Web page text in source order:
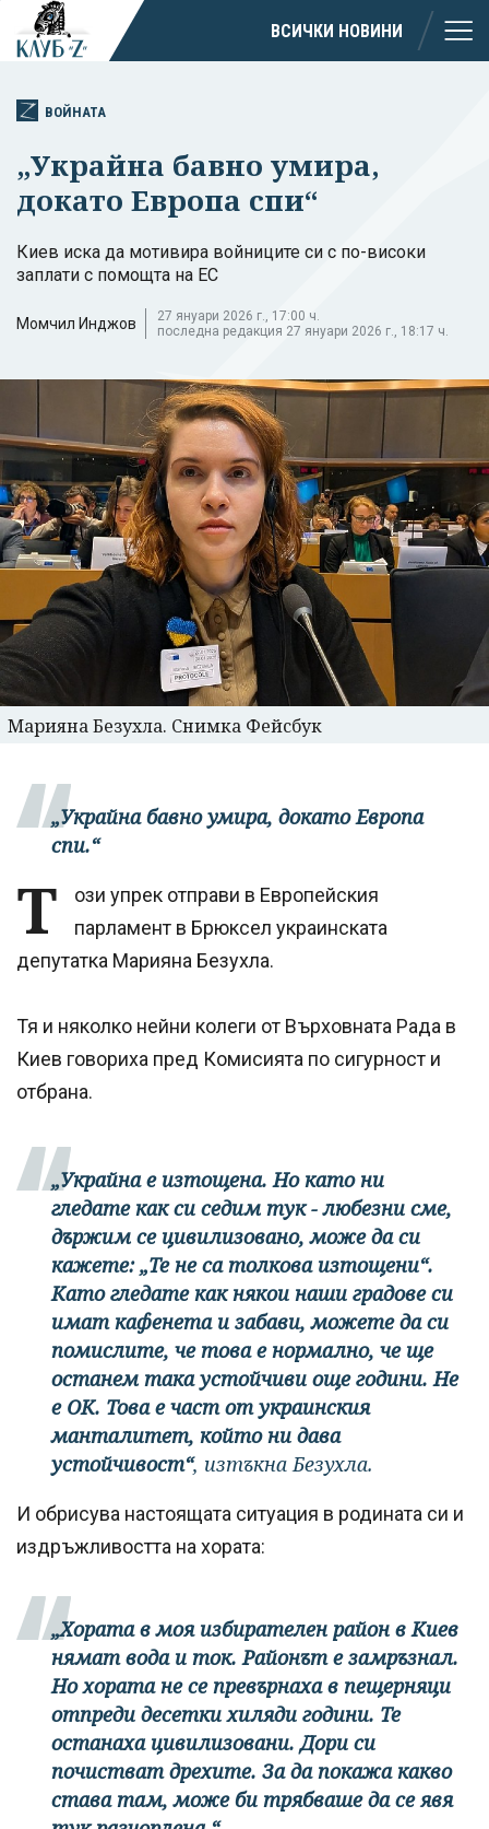
ВСИЧКИ НОВИНИ
ВОЙНАТА
„Украйна бавно умира,
докато Европа спи“
Киев иска да мотивира войниците си с по-високи
заплати с помощта на ЕС
Момчил Инджов
27 януари 2026 г., 17:00 ч.
последна редакция 27 януари 2026 г., 18:17 ч.
Марияна Безухла. Снимка Фейсбук
„Украйна бавно умира, докато Европа
спи.“
Т
ози упрек отправи в Европейския
парламент в Брюксел украинската
депутатка Марияна Безухла.
Тя и няколко нейни колеги от Върховната Рада в
Киев говориха пред Комисията по сигурност и
отбрана.
„Украйна е изтощена. Но като ни
гледате как си седим тук - любезни сме,
държим се цивилизовано, може да си
кажете: „Те не са толкова изтощени“.
Като гледате как някои наши градове си
имат кафенета и забави, можете да си
помислите, че това е нормално, че ще
останем така устойчиви още години. Не
е ОК. Това е част от украинския
манталитет, който ни дава
устойчивост“, изтъкна Безухла.
И обрисува настоящата ситуация в родината си и
издръжливостта на хората:
„Хората в моя избирателен район в Киев
нямат вода и ток. Районът е замръзнал.
Но хората не се превърнаха в пещерняци
отпреди десетки хиляди години. Те
останаха цивилизовани. Дори си
почистват дрехите. За да покажа какво
става там, може би трябваше да се явя